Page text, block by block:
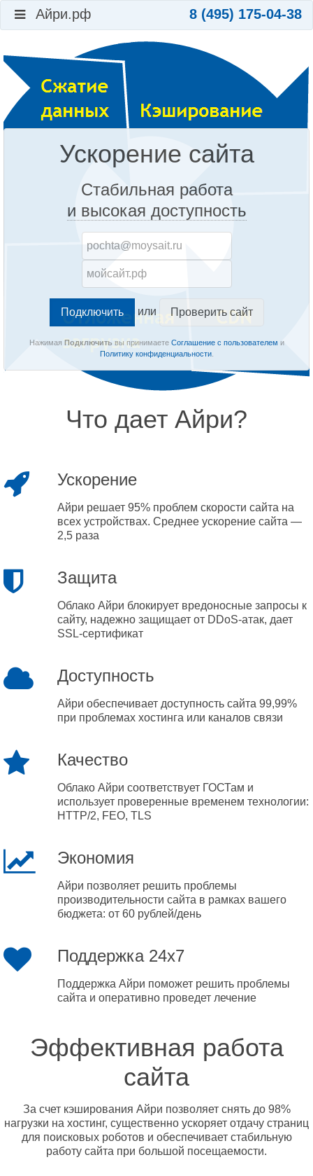
Айри.рф 8 (495) 175-04-38
Ускорение сайта
Стабильная работа
и высокая доступность
или Проверить сайт
Нажимая Подключитьвы принимаете Соглашение с пользователем и
Политику конфиденциальности.
Что дает Айри?
Ускорение
Айри решает 95% проблем скорости сайта на
всех устройствах. Среднее ускорение сайта —
2,5 раза
Защита
Облако Айри блокирует вредоносные запросы к
сайту, надежно защищает от DDoS-атак, дает
SSL-сертификат
Доступность
Айри обеспечивает доступность сайта 99,99%
при проблемах хостинга или каналов связи
Качество
Облако Айри соответствует ГОСТам и
использует проверенные временем технологии:
HTTP/2, FEO, TLS
Экономия
Айри позволяет решить проблемы
производительности сайта в рамках вашего
бюджета: от 60 рублей/день
Поддержка 24x7
Поддержка Айри поможет решить проблемы
сайта и оперативно проведет лечение
Эффективная работа
сайта
За счет кэширования Айри позволяет снять до 98%
нагрузки на хостинг, существенно ускоряет отдачу страниц
для поисковых роботов и обеспечивает стабильную
работу сайта при большой посещаемости.